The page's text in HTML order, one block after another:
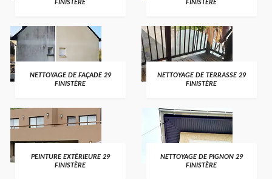
FINISTÈRE
FINISTÈRE
NETTOYAGE DE FAÇADE 29
FINISTÈRE
NETTOYAGE DE TERRASSE 29
FINISTÈRE
PEINTURE EXTÉRIEURE 29
FINISTÈRE
NETTOYAGE DE PIGNON 29
FINISTÈRE